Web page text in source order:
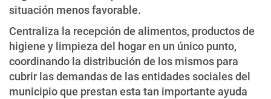
situación menos favorable.
Centraliza la recepción de alimentos, productos de
higiene y limpieza del hogar en un único punto,
coordinando la distribución de los mismos para
cubrir las demandas de las entidades sociales del
municipio que prestan esta tan importante ayuda